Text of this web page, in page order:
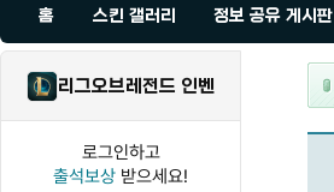
홈 스킨 갤러리 정보 공유 게시판
리그오브레전드 인벤
로그인하고
출석보상 받으세요!